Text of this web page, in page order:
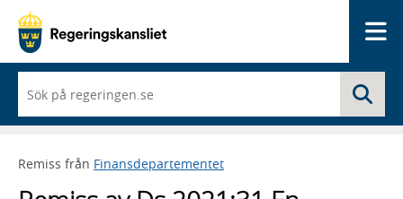
du
börjar
skriva
framträder
Remiss från Finansdepartementet